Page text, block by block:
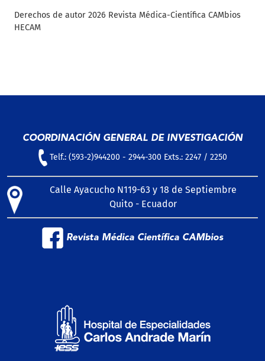
Derechos de autor 2026 Revista Médica-Científica CAMbios
HECAM
COORDINACIÓN GENERAL DE INVESTIGACIÓN
Telf.: (593-2)944200 - 2944-300 Exts.: 2247 / 2250
Calle Ayacucho N119-63 y 18 de Septiembre
Quito - Ecuador
Revista Médica Científica CAMbios